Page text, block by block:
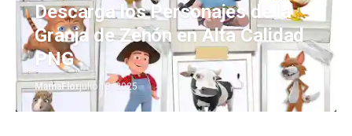
Descarga los Personajes de la
Granja de Zenón en Alta Calidad
PNG
MamaFlorjulio 13, 2025